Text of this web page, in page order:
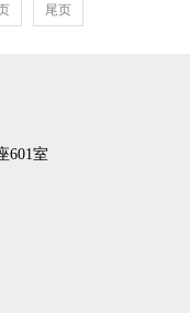
尾页
601室